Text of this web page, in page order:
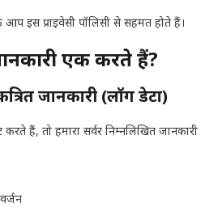
इस प्राइवेसी पॉलिसी से सहमत होते हैं।
एकत्र करते हैं?
जानकारी (लॉग डेटा)
हैं, तो हमारा सर्वर निम्नलिखित जानकारी